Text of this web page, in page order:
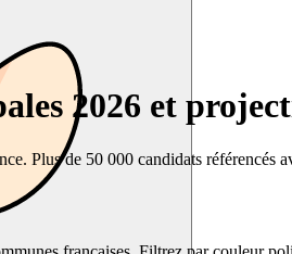
2026 et
Plus de 50 000 candidats référencés